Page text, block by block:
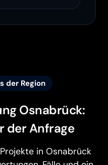
der Region
Osnabrück:
der Anfrage
in Osnabrück